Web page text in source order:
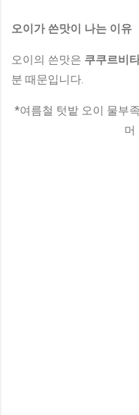
오이가 쓴맛이 나는 이유
오이의 쓴맛은 쿠쿠르비
분 때문입니다.
*여름철 텃밭 오이 물부
머